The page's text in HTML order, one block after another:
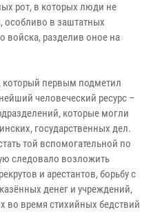
рот, в которых люди не
в заштатных
войска, разделив оное на
первым подметил
человеческий ресурс –
которые могли
государственных дел.
той вспомогательной по
следовало возложить
и арестантов, борьбу с
денег и учреждений,
во время стихийных бедствий